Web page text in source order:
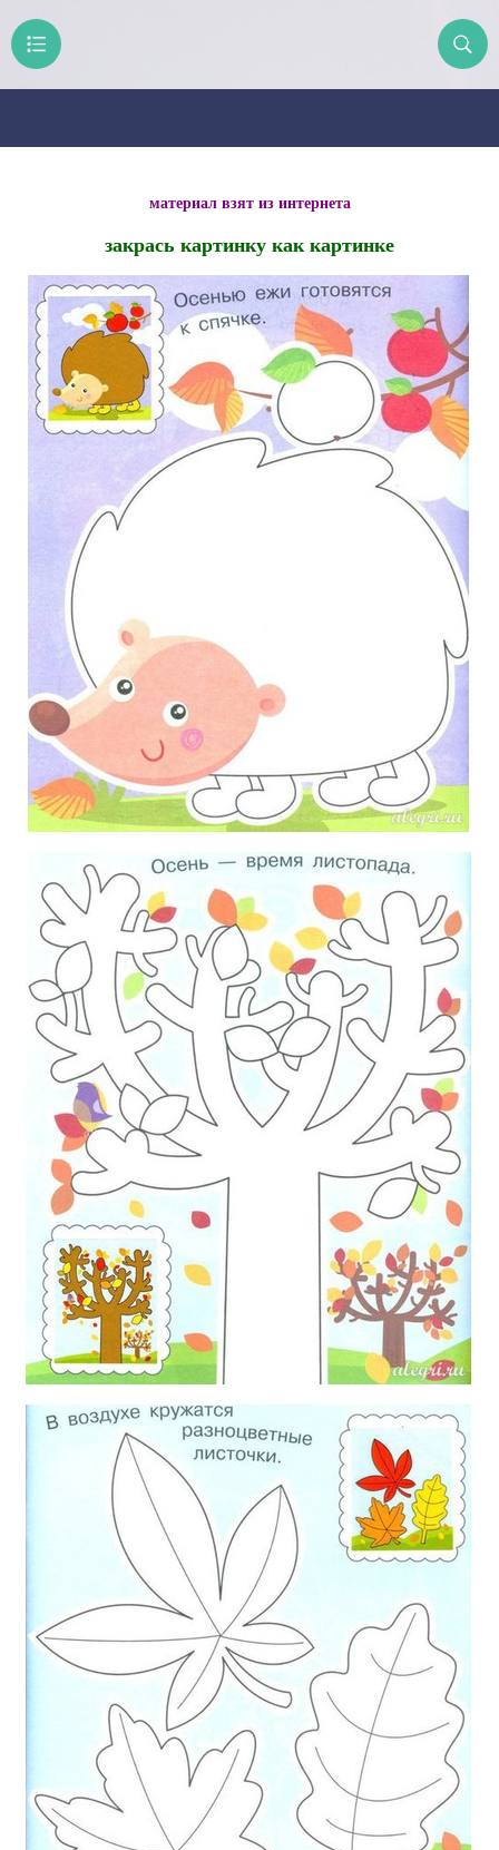
материал взят из интернета
закрась картинку как картинке